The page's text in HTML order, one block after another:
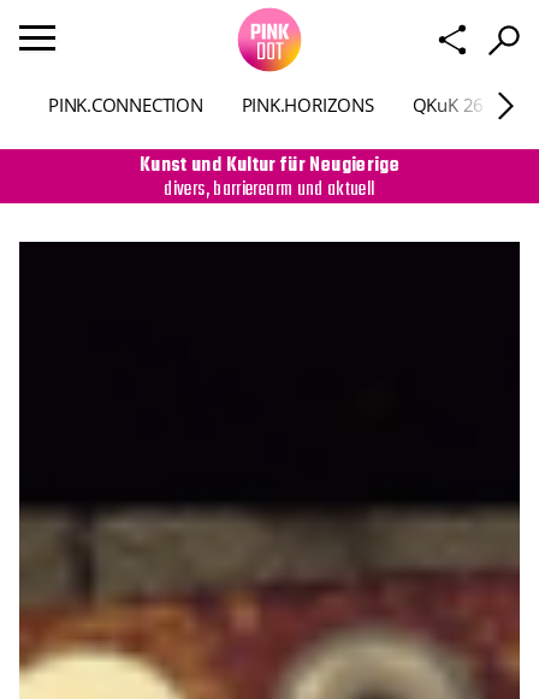
PINK.CONNECTION PINK.HORIZONS QKuK 26
Kunst und Kultur für Neugierige
divers, barrierearm und aktuell